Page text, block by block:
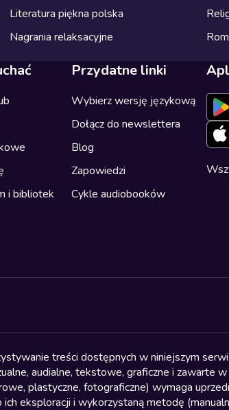
Literatura piękna polska
Nagrania relaksacyjne
i bibliotek
Przydatne linki
Wybierz wersję językową
Dołącz do newslettera
Blog
Zapowiedzi
Cykle audiobooków
treści dostępnych w niniejszym
audialne, tekstowe, graficzne i zawarte
plastyczne, fotograficzne) wymaga
eksploracji i wykorzystaną metodę